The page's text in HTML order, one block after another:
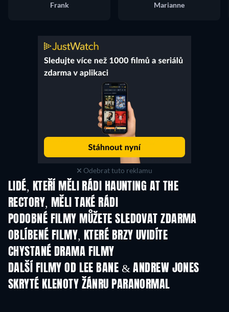
Frank
Marianne
Odebrat tuto reklamu
LIDÉ, KTEŘÍ MĚLI RÁDI HAUNTING AT THE
RECTORY, MĚLI TAKÉ RÁDI
PODOBNÉ FILMY MŮŽETE SLEDOVAT ZDARMA
OBLÍBENÉ FILMY, KTERÉ BRZY UVIDÍTE
CHYSTANÉ DRAMA FILMY
DALŠÍ FILMY OD LEE BANE & ANDREW JONES
SKRYTÉ KLENOTY ŽÁNRU PARANORMAL